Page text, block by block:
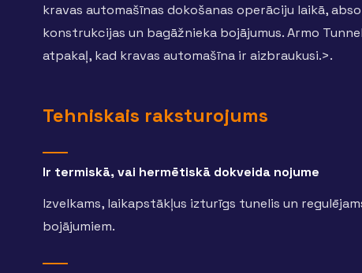
kravas automašīnas dokošanas operāciju laikā,
konstrukcijas un bagāžnieka bojājumus. Armo
atpakaļ, kad kravas automašīna ir aizbraukusi.>.
Tehniskais raksturojums
Ir termiskā, vai hermētiskā dokveida nojume
Izvelkams, laikapstākļus izturīgs tunelis un
bojājumiem.